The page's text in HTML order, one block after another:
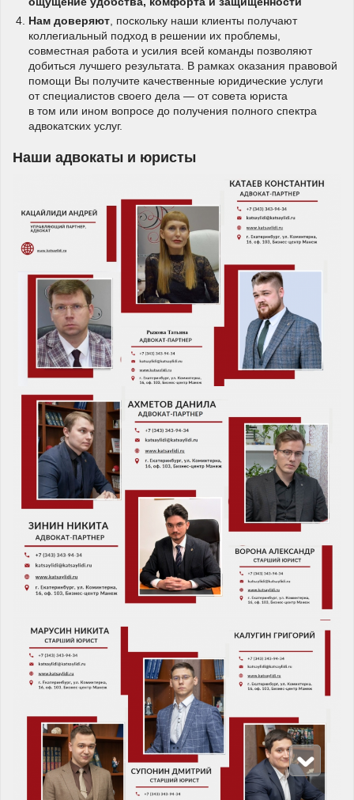
Нам доверяют , поскольку наши клиенты получают
коллегиальный подход в решении их проблемы,
совместная работа и усилия всей команды позволяют
добиться лучшего результата. В рамках оказания правовой
помощи Вы получите качественные юридические услуги
от специалистов своего дела — от совета юриста
в том или ином вопросе до получения полного спектра
адвокатских услуг.
Наши адвокаты и юристы